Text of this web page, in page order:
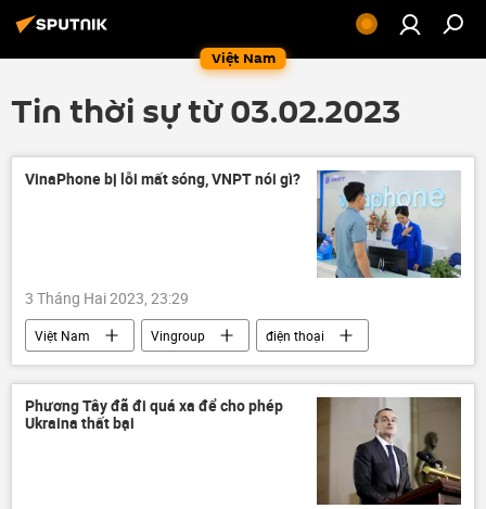
Việt Nam
Tin thời sự từ 03.02.2023
VinaPhone bị lỗi mất sóng, VNPT nói gì?
3 Tháng Hai 2023, 23:29
Việt Nam Vingroup
điện thoại
Internet
sai sót
Phương Tây đã đi quá xa để cho phép
Ukraina thất bại